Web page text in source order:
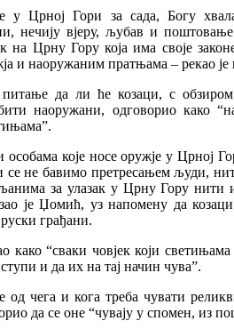
у Црној Гори за сада, Богу
нечију вјеру, љубав и
на Црну Гору која има своје
и наоружаним пратњама – рекао је
да ли ће козаци, с обзиром
бити наоружани, одговорио како
које носе оружје у Црној
не бавимо претресањем људи,
за улазак у Црну Гору нити
је Џомић, уз напомену да
грађани.
како “сваки човјек који
и да их на тај начин чува”.
од чега и кога треба чувати
да се оне “чувају у спомен, из